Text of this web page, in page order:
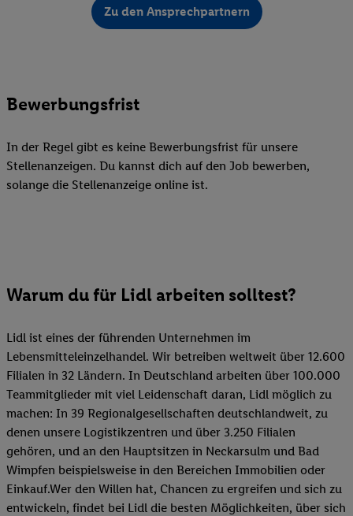
Zu den Ansprechpartnern
Bewerbungsfrist
In der Regel gibt es keine Bewerbungsfrist für unsere
Stellenanzeigen. Du kannst dich auf den Job bewerben,
solange die Stellenanzeige online ist.
Warum du für Lidl arbeiten solltest?
Lidl ist eines der führenden Unternehmen im
Lebensmitteleinzelhandel. Wir betreiben weltweit über 12.600
Filialen in 32 Ländern. In Deutschland arbeiten über 100.000
Teammitglieder mit viel Leidenschaft daran, Lidl möglich zu
machen: In 39 Regionalgesellschaften deutschlandweit, zu
denen unsere Logistikzentren und über 3.250 Filialen
gehören, und an den Hauptsitzen in Neckarsulm und Bad
Wimpfen beispielsweise in den Bereichen Immobilien oder
Einkauf.Wer den Willen hat, Chancen zu ergreifen und sich zu
entwickeln, findet bei Lidl die besten Möglichkeiten, über sich